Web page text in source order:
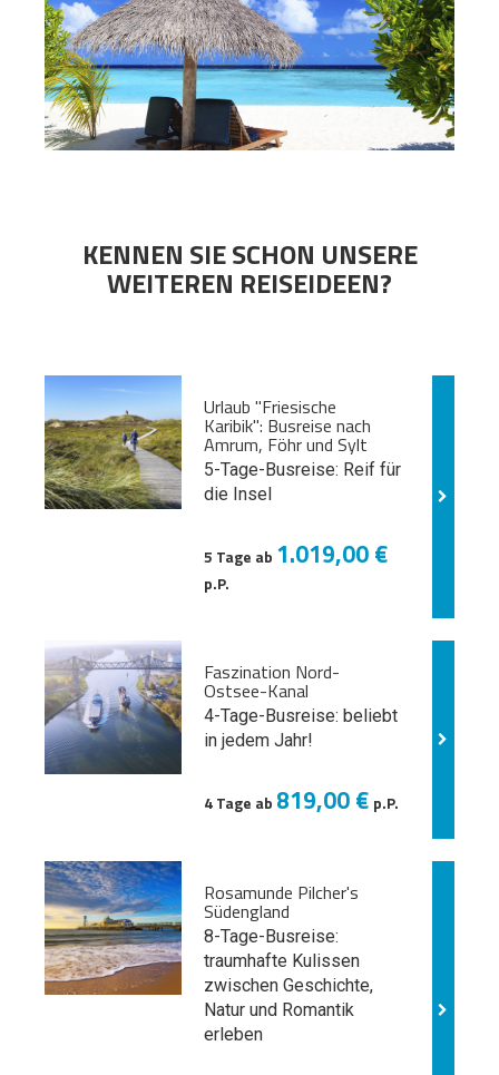
KENNEN SIE SCHON UNSERE
WEITEREN REISEIDEEN?
Urlaub "Friesische
Karibik": Busreise nach
Amrum, Föhr und Sylt
5-Tage-Busreise: Reif für
die Insel
5 Tage ab 1.019,00 €
p.P.
Faszination Nord-
Ostsee-Kanal
4-Tage-Busreise: beliebt
in jedem Jahr!
4 Tage ab 819,00 € p.P.
Rosamunde Pilcher's
Südengland
8-Tage-Busreise:
traumhafte Kulissen
zwischen Geschichte,
Natur und Romantik
erleben